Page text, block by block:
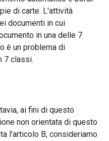
di carte. L'attività
documenti in cui
in una delle 7
è un problema di
7 classi.
ai fini di questo
non orientata di questo
l'articolo B, consideriamo